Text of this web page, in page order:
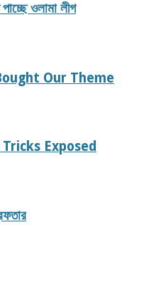
ওলামা লীগ
Our Theme
Exposed